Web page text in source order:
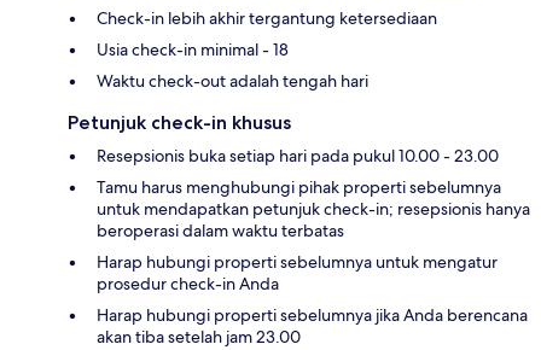
Check-in lebih akhir tergantung ketersediaan
Usia check-in minimal - 18
Waktu check-out adalah tengah hari
Petunjuk check-in khusus
Resepsionis buka setiap hari pada pukul 10.00 - 23.00
Tamu harus menghubungi pihak properti sebelumnya
untuk mendapatkan petunjuk check-in; resepsionis hanya
beroperasi dalam waktu terbatas
Harap hubungi properti sebelumnya untuk mengatur
prosedur check-in Anda
Harap hubungi properti sebelumnya jika Anda berencana
akan tiba setelah jam 23.00